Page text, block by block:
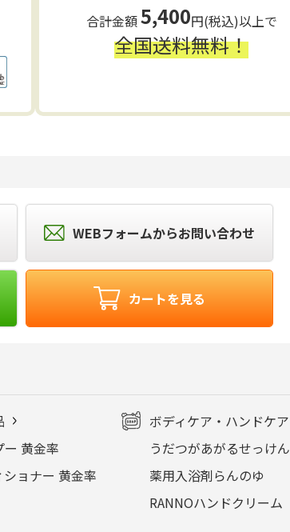
合計金額5,400円(税込)以上で
全国送料無料！
WEBフォームからお問い合わせ
カートを見る
ー 黄金率
ョナー 黄金率
ボディケア・ハンドケア
うだつがあがるせっけん
薬用入浴剤らんのゆ
RANNOハンドクリーム